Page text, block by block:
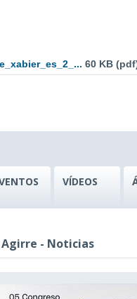
60 KB
VÍDEOS
- Noticias